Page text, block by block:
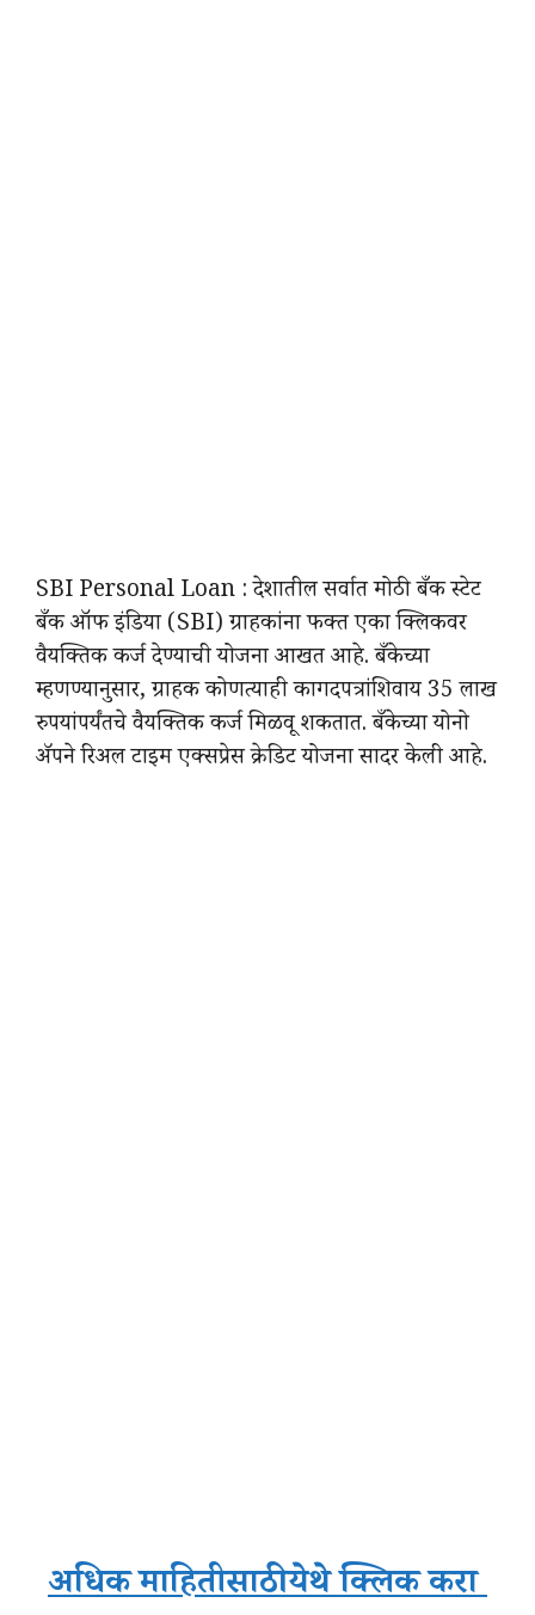
SBI Personal Loan : देशातील सर्वात मोठी बँक स्टेट
बँक ऑफ इंडिया (SBI) ग्राहकांना फक्त एका क्लिकवर
वैयक्तिक कर्ज देण्याची योजना आखत आहे. बँकेच्या
म्हणण्यानुसार, ग्राहक कोणत्याही कागदपत्रांशिवाय 35 लाख
रुपयांपर्यंतचे वैयक्तिक कर्ज मिळवू शकतात. बँकेच्या योनो
ॲपने रिअल टाइम एक्सप्रेस क्रेडिट योजना सादर केली आहे.
अधिक माहितीसाठी येथे क्लिक करा